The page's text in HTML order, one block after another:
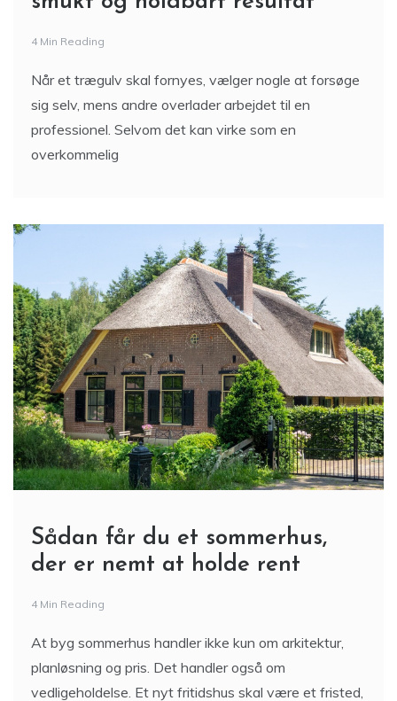
4 Min Reading
Når et trægulv skal fornyes, vælger nogle at forsøge
sig selv, mens andre overlader arbejdet til en
professionel. Selvom det kan virke som en
overkommelig
Sådan får du et sommerhus,
der er nemt at holde rent
4 Min Reading
At byg sommerhus handler ikke kun om arkitektur,
planløsning og pris. Det handler også om
vedligeholdelse. Et nyt fritidshus skal være et fristed,